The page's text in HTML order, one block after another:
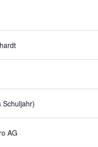
Schuljahr)
AG